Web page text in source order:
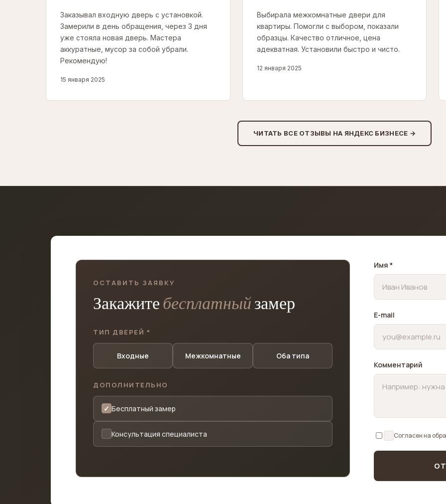
Заказывал входную дверь с установкой.
Замерили в день обращения, через 3 дня
уже стояла новая дверь. Мастера
аккуратные, мусор за собой убрали.
Рекомендую!
15 января 2025
Выбирала межкомнатные двери для
квартиры. Помогли с выбором, показали
образцы. Качество отличное, цена
адекватная. Установили быстро и чисто.
12 января 2025
ЧИТАТЬ ВСЕ ОТЗЫВЫ НА ЯНДЕКС БИЗНЕСЕ →
ОСТАВИТЬ ЗАЯВКУ
Закажитебесплатныйзамер
ТИП ДВЕРЕЙ *
Входные Межкомнатные Оба типа
ДОПОЛНИТЕЛЬНО
Бесплатный замер
Консультация специалиста
Имя *
E-mail
Комментарий
Согласен на